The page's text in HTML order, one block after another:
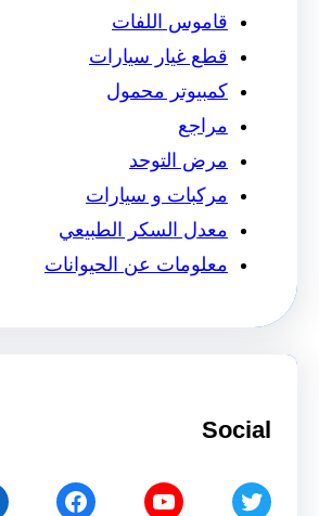
قاموس اللفات
قطع غيار سيارات
كمبيوتر محمول
مراجع
مرض التوحد
مركبات و سيارات
معدل السكر الطبيعي
معلومات عن الحيوانات
Social